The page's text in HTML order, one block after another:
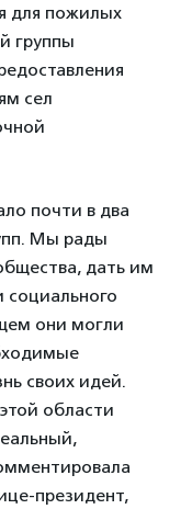
для пожилых
группы
сел
почти в два
Мы рады
дать им
социального
они могли
своих идей.
области
президент,